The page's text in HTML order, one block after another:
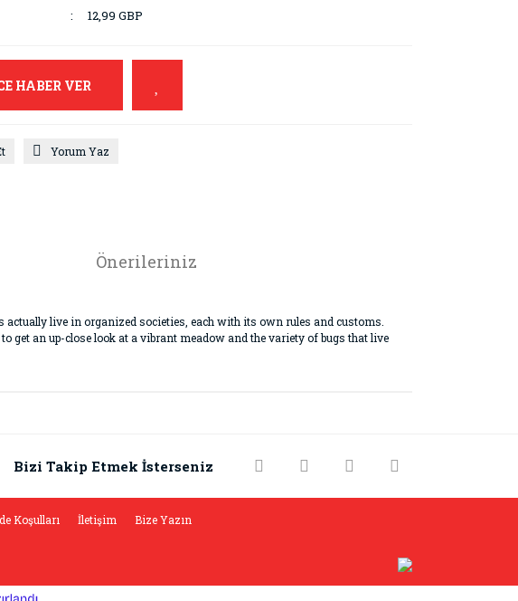
12,99 GBP
HABER VER
Yorum Yaz
Önerileriniz
live in organized societies, each with its own rules and customs.
an up-close look at a vibrant meadow and the variety of bugs that live
Bizi Takip Etmek İsterseniz
Koşulları İletişim Bize Yazın